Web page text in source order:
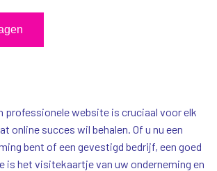
professionele website is cruciaal voor elk
online succes wil behalen. Of u nu een
bent of een gevestigd bedrijf, een goed
is het visitekaartje van uw onderneming en